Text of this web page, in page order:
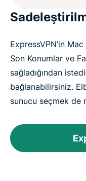
ExpressVPN’in
Son Konumlar ve
sağladığından
bağlanabilirsiniz.
sunucu seçmek de